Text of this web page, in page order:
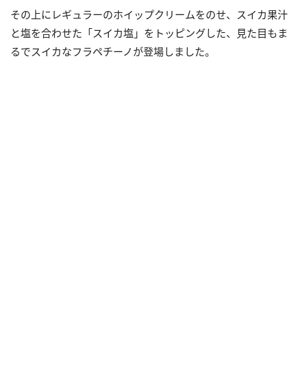
その上にレギュラーのホイップクリームをのせ、スイカ果汁
と塩を合わせた「スイカ塩」をトッピングした、見た目もま
るでスイカなフラペチーノが登場しました。